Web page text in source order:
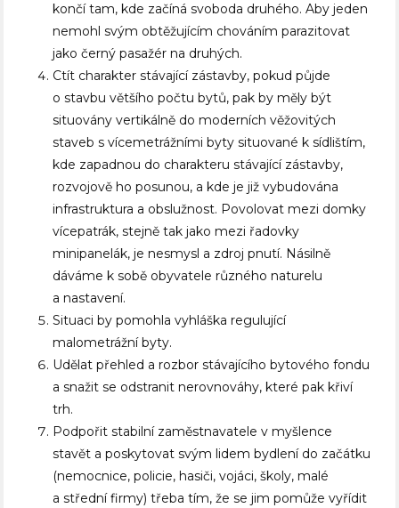
končí tam, kde začíná svoboda druhého. Aby jeden
nemohl svým obtěžujícím chováním parazitovat
jako černý pasažér na druhých.
Ctít charakter stávající zástavby, pokud půjde
o stavbu většího počtu bytů, pak by měly být
situovány vertikálně do moderních věžovitých
staveb s vícemetrážními byty situované k sídlištím,
kde zapadnou do charakteru stávající zástavby,
rozvojově ho posunou, a kde je již vybudována
infrastruktura a obslužnost. Povolovat mezi domky
vícepatrák, stejně tak jako mezi řadovky
minipanelák, je nesmysl a zdroj pnutí. Násilně
dáváme k sobě obyvatele různého naturelu
a nastavení.
Situaci by pomohla vyhláška regulující
malometrážní byty.
Udělat přehled a rozbor stávajícího bytového fondu
a snažit se odstranit nerovnováhy, které pak křiví
trh.
Podpořit stabilní zaměstnavatele v myšlence
stavět a poskytovat svým lidem bydlení do začátku
(nemocnice, policie, hasiči, vojáci, školy, malé
a střední firmy) třeba tím, že se jim pomůže vyřídit